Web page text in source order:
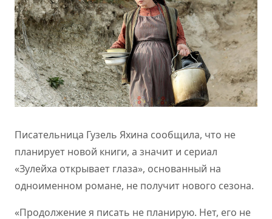
Писательница Гузель Яхина сообщила, что не
планирует новой книги, а значит и сериал
«Зулейха открывает глаза», основанный на
одноименном романе, не получит нового сезона.
«Продолжение я писать не планирую. Нет, его не